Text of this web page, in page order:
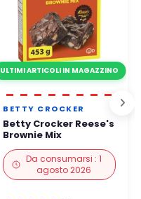
ULTIMI ARTICOLI IN MAGAZZINO
BETTY CROCKER
Betty Crocker Reese's
Brownie Mix
Da consumarsi : 1
agosto 2026